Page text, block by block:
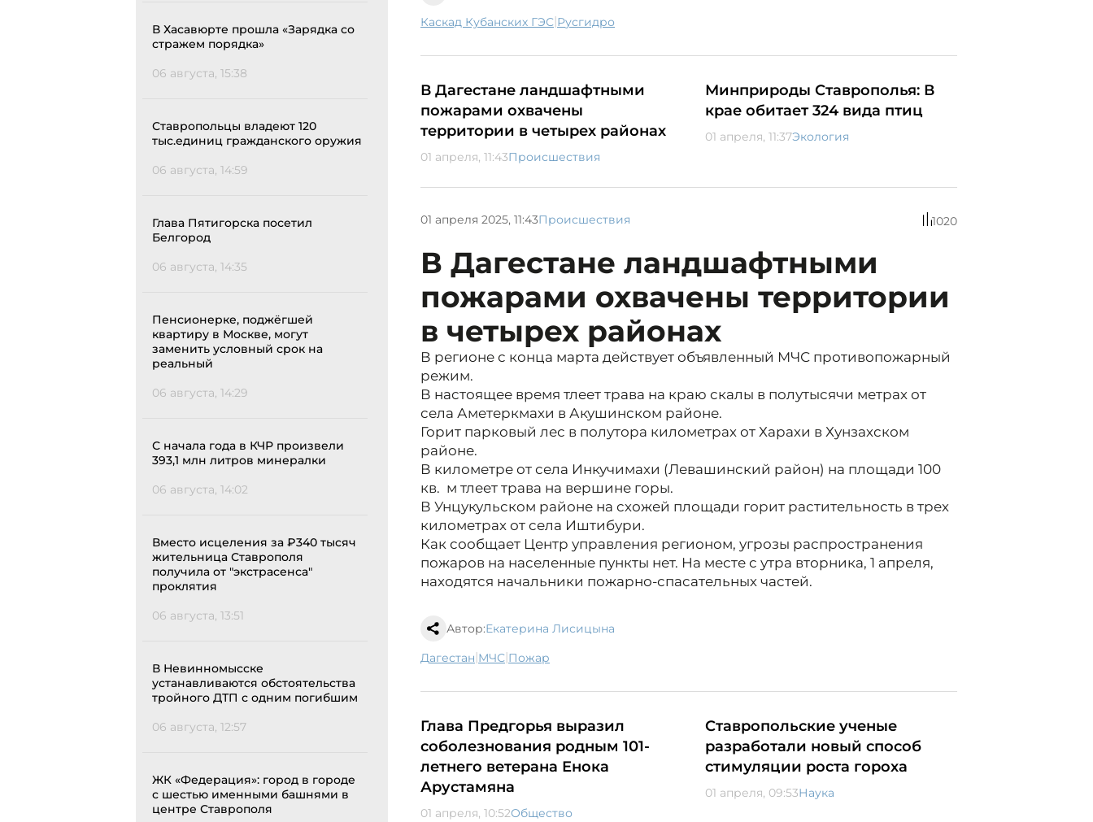
В Хасавюрте прошла «Зарядка со
стражем порядка»
06 августа, 15:38
Ставропольцы владеют 120
тыс.единиц гражданского оружия
06 августа, 14:59
Глава Пятигорска посетил
Белгород
06 августа, 14:35
Пенсионерке, поджёгшей
квартиру в Москве, могут
заменить условный срок на
реальный
06 августа, 14:29
С начала года в КЧР произвели
393,1 млн литров минералки
06 августа, 14:02
Вместо исцеления за ₽340 тысяч
жительница Ставрополя
получила от "экстрасенса"
проклятия
06 августа, 13:51
В Невинномысске
устанавливаются обстоятельства
тройного ДТП с одним погибшим
06 августа, 12:57
ЖК «Федерация»: город в городе
с шестью именными башнями в
центре Ставрополя
Каскад Кубанских ГЭС| Русгидро
В Дагестане ландшафтными
пожарами охвачены
территории в четырех районах
01 апреля, 11:43Происшествия
Минприроды Ставрополья: В
крае обитает 324 вида птиц
01 апреля, 11:37Экология
01 апреля 2025, 11:43Происшествия 1020
В Дагестане ландшафтными
пожарами охвачены территории
в четырех районах
В регионе с конца марта действует объявленный МЧС противопожарный
режим.
В настоящее время тлеет трава на краю скалы в полутысячи метрах от
села Аметеркмахи в Акушинском районе.
Горит парковый лес в полутора километрах от Харахи в Хунзахском
районе.
В километре от села Инкучимахи (Левашинский район) на площади 100
кв. м тлеет трава на вершине горы.
В Унцукульском районе на схожей площади горит растительность в трех
километрах от села Иштибури.
Как сообщает Центр управления регионом, угрозы распространения
пожаров на населенные пункты нет. На месте с утра вторника, 1 апреля,
находятся начальники пожарно-спасательных частей.
Автор:Екатерина Лисицына
Дагестан| МЧС| пожар
Глава Предгорья выразил
соболезнования родным 101-
летнего ветерана Енока
Арустамяна
01 апреля, 10:52Общество
Ставропольские ученые
разработали новый способ
стимуляции роста гороха
01 апреля, 09:53Наука